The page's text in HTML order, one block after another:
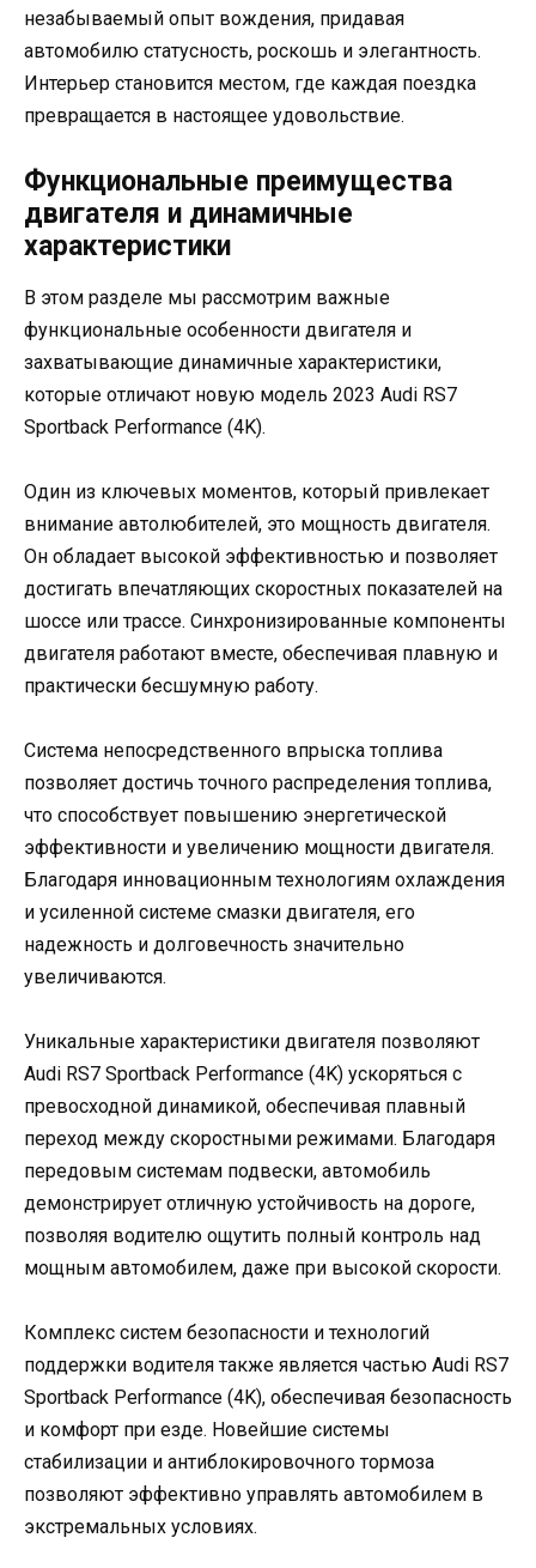
незабываемый опыт вождения, придавая
автомобилю статусность, роскошь и элегантность.
Интерьер становится местом, где каждая поездка
превращается в настоящее удовольствие.
Функциональные преимущества
двигателя и динамичные
характеристики
В этом разделе мы рассмотрим важные
функциональные особенности двигателя и
захватывающие динамичные характеристики,
которые отличают новую модель 2023 Audi RS7
Sportback Performance (4K).
Один из ключевых моментов, который привлекает
внимание автолюбителей, это мощность двигателя.
Он обладает высокой эффективностью и позволяет
достигать впечатляющих скоростных показателей на
шоссе или трассе. Синхронизированные компоненты
двигателя работают вместе, обеспечивая плавную и
практически бесшумную работу.
Система непосредственного впрыска топлива
позволяет достичь точного распределения топлива,
что способствует повышению энергетической
эффективности и увеличению мощности двигателя.
Благодаря инновационным технологиям охлаждения
и усиленной системе смазки двигателя, его
надежность и долговечность значительно
увеличиваются.
Уникальные характеристики двигателя позволяют
Audi RS7 Sportback Performance (4K) ускоряться с
превосходной динамикой, обеспечивая плавный
переход между скоростными режимами. Благодаря
передовым системам подвески, автомобиль
демонстрирует отличную устойчивость на дороге,
позволяя водителю ощутить полный контроль над
мощным автомобилем, даже при высокой скорости.
Комплекс систем безопасности и технологий
поддержки водителя также является частью Audi RS7
Sportback Performance (4K), обеспечивая безопасность
и комфорт при езде. Новейшие системы
стабилизации и антиблокировочного тормоза
позволяют эффективно управлять автомобилем в
экстремальных условиях.